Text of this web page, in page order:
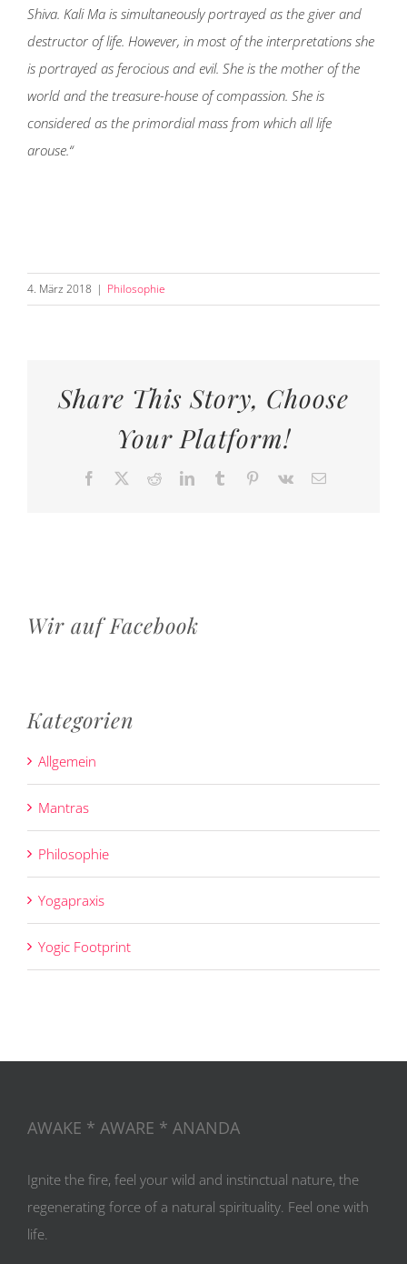
Shiva. Kali Ma is simultaneously portrayed as the giver and
destructor of life. However, in most of the interpretations she
is portrayed as ferocious and evil. She is the mother of the
world and the treasure-house of compassion. She is
considered as the primordial mass from which all life
arouse.“
4. März 2018 | Philosophie
Share This Story, Choose
Your Platform!
Facebook RedditLinkedInTumblr Pinterest
Vk
E-
Wir auf Facebook
Kategorien
Allgemein
Mantras
Philosophie
Yogapraxis
Yogic Footprint
AWAKE * AWARE * ANANDA
Ignite the fire, feel your wild and instinctual nature, the
regenerating force of a natural spirituality. Feel one with
life.